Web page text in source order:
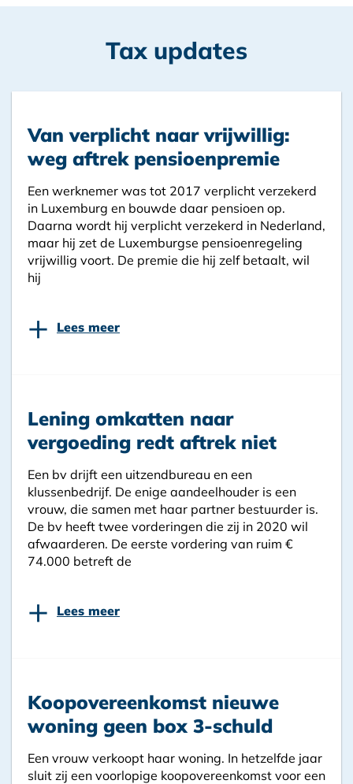
Tax updates
Van verplicht naar vrijwillig:
weg aftrek pensioenpremie
Een werknemer was tot 2017 verplicht verzekerd
in Luxemburg en bouwde daar pensioen op.
Daarna wordt hij verplicht verzekerd in Nederland,
maar hij zet de Luxemburgse pensioenregeling
vrijwillig voort. De premie die hij zelf betaalt, wil
hij
+ Lees meer
Lening omkatten naar
vergoeding redt aftrek niet
Een bv drijft een uitzendbureau en een
klussenbedrijf. De enige aandeelhouder is een
vrouw, die samen met haar partner bestuurder is.
De bv heeft twee vorderingen die zij in 2020 wil
afwaarderen. De eerste vordering van ruim €
74.000 betreft de
+ Lees meer
Koopovereenkomst nieuwe
woning geen box 3-schuld
Een vrouw verkoopt haar woning. In hetzelfde jaar
sluit zij een voorlopige koopovereenkomst voor een